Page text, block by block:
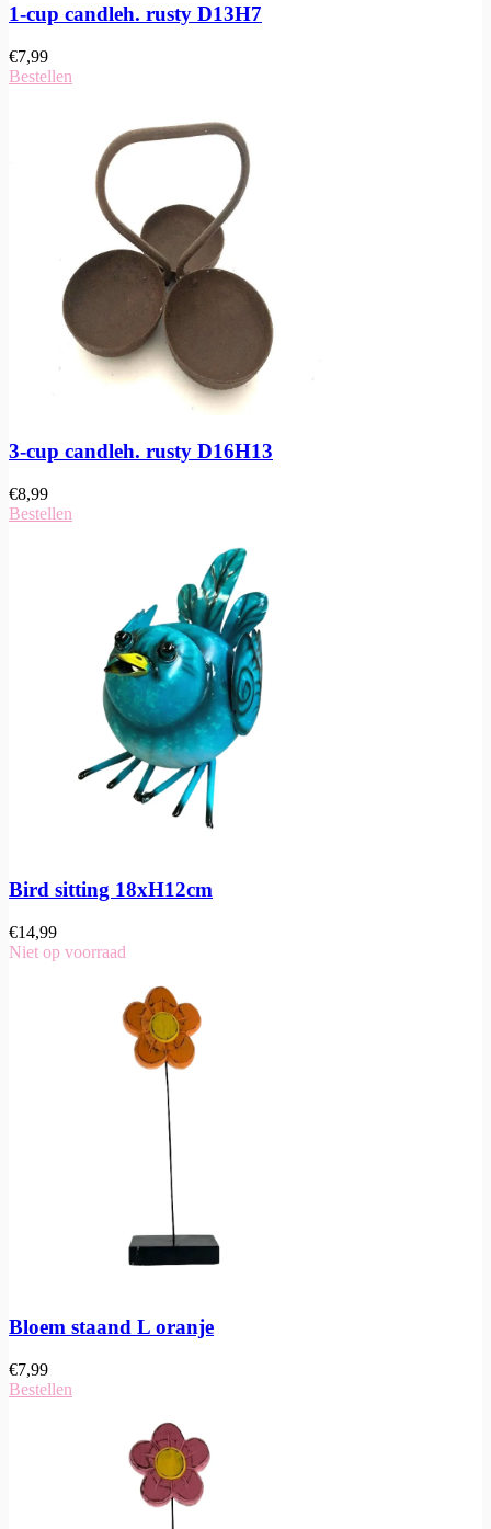
1-cup candleh. rusty D13H7
€7,99
Bestellen
3-cup candleh. rusty D16H13
€8,99
Bestellen
Bird sitting 18xH12cm
€14,99
Niet op voorraad
Bloem staand L oranje
€7,99
Bestellen